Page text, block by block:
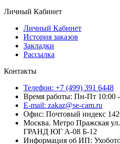
Личный Кабинет
Личный Кабинет
История заказов
Закладки
Рассылка
Контакты
Телефон: +7 (499) 391 6448
Время работы: Пн-Пт 10:00
E-mail: zakaz@se-cam.ru
Офис: Почтовый индекс
Москва. Метро Пражская
ГРАНД ЮГ А-08 Б-12
Информация об ИП: